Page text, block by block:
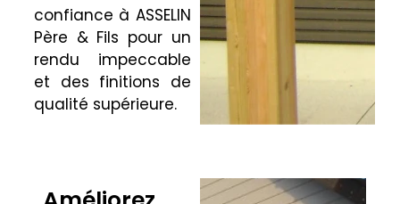
confiance à ASSELIN
Père & Fils pour un
rendu impeccable
et des finitions de
qualité supérieure.